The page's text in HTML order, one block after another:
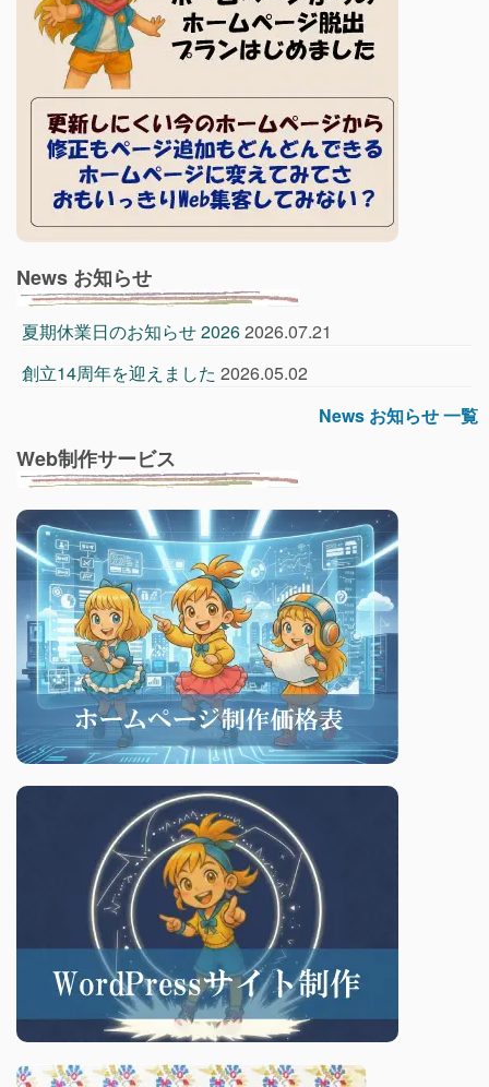
News お知らせ
夏期休業日のお知らせ 20262026.07.21
創立14周年を迎えました 2026.05.02
News お知らせ 一覧
Web制作サービス